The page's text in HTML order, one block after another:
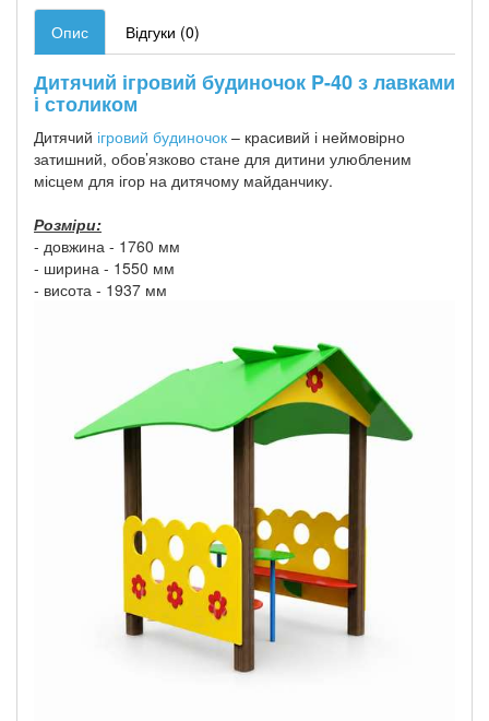
Опис Відгуки (0)
Дитячий ігровий будиночок P-40 з лавками
і столиком
Дитячий ігровий будиночок – красивий і неймовірно
затишний, обов’язково стане для дитини улюбленим
місцем для ігор на дитячому майданчику.
Розміри:
- довжина - 1760 мм
- ширина - 1550 мм
- висота - 1937 мм